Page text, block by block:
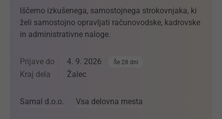
Iščemo izkušenega, samostojnega strokovnjaka, ki
želi samostojno opravljati računovodske, kadrovske
in administrativne naloge.
Prijave do 4. 9. 2026 Še 28 dni
Kraj dela Žalec
Samal d.o.o. Vsa delovna mesta